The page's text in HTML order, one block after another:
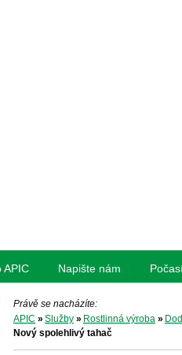
APIC Napište nám
Právě se nacházíte:
APIC » Služby » Rostlinná výroba »
Nový spolehlivý tahač